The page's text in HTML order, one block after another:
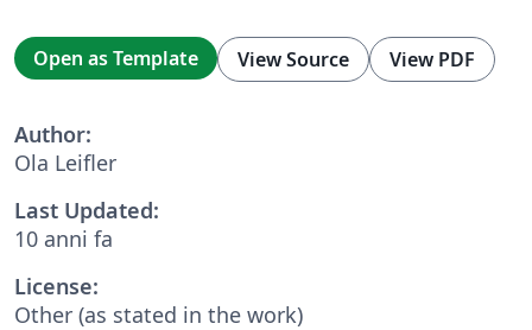
Open as Template View Source View PDF
Author:
Ola Leifler
Last Updated:
10 anni fa
License:
Other (as stated in the work)